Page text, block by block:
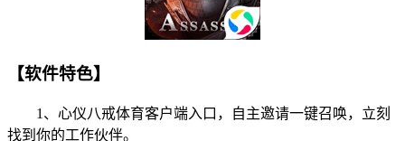
【软件特色】
1、心仪八戒体育客户端入口，自主邀请一键召唤，立刻
找到你的工作伙伴。